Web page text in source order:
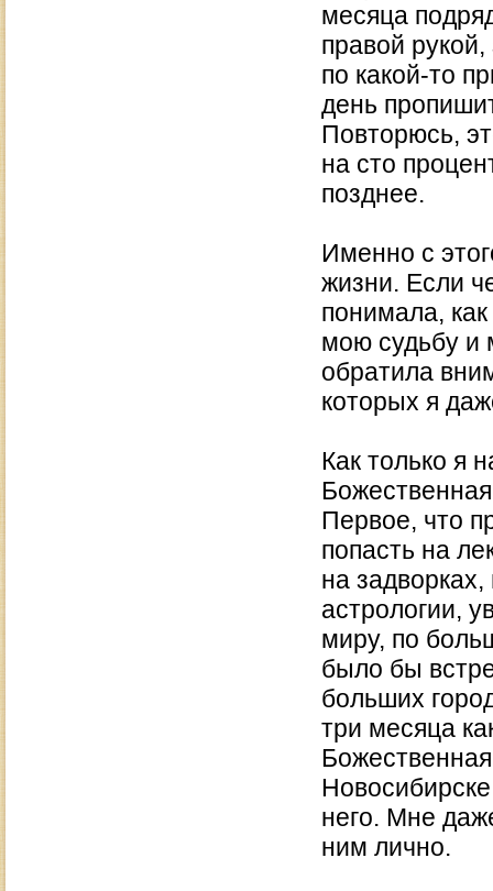
месяца
правой
по какой-то
день
Повторюсь,
на сто
позднее.
Именно с
жизни. Если
понимала,
мою судьбу и
обратила
которых я
Как только я
Первое, что
попасть на
на
астрологии,
миру, по
было бы
больших
три месяца
него. Мне
ним лично.